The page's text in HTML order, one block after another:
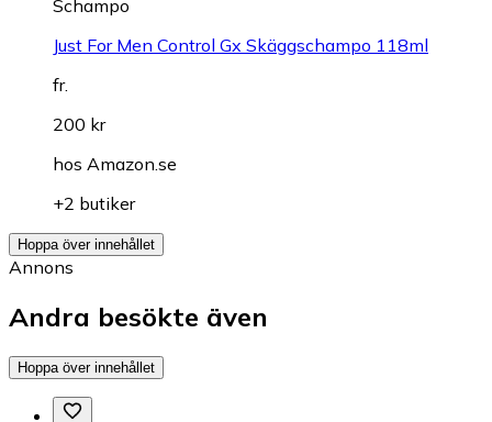
Schampo
Just For Men Control Gx Skäggschampo 118ml
fr.
200 kr
hos Amazon.se
+2 butiker
Hoppa över innehållet
Annons
Andra besökte även
Hoppa över innehållet